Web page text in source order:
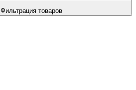
Фильтрация товаров